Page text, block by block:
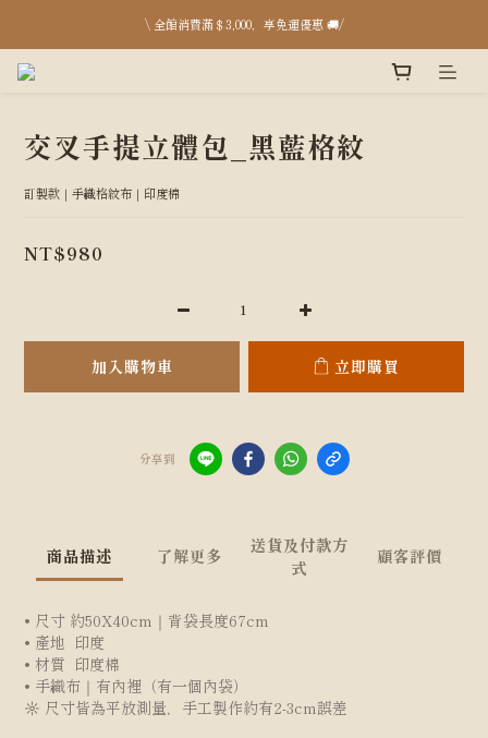
台中店 8月開放日：8/15、16、17、29、30、31 pm13:00-18:00；台北快閃 8/22、23
\ 全館消費滿＄3,000，享免運優惠 🚚/
台中店 8月開放日：8/15、16、17、29、30、31 pm13:00-18:00；台北快閃 8/22、23
交叉手提立體包_黑藍格紋
訂製款｜手織格紋布｜印度棉
NT$980
加入購物車 立即購買
分享到
商品描述 了解更多
送貨及付款方
式
顧客評價
• 尺寸 約50X40cm｜背袋長度67cm
• 產地 印度
• 材質 印度棉
• 手織布｜有內裡（有一個內袋）
☼ 尺寸皆為平放測量，手工製作約有2-3cm誤差